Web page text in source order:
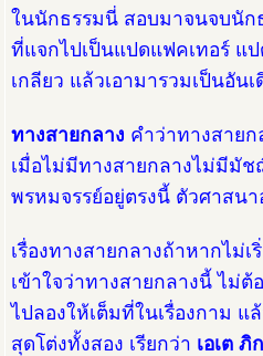
ในนักธรรมนี่ สอบมาจนจบนักธ
ที่แจกไปเป็นแปดแฟคเทอร์ แ
เกลียว แล้วเอามารวมเป็นอั
ทางสายกลาง คำว่าทางสาย
เมื่อไม่มีทางสายกลางไม่มีมั
พรหมจรรย์อยู่ตรงนี้ ตัวศาสนา
เรื่องทางสายกลางถ้าหากไม่เ
เข้าใจว่าทางสายกลางนี้ ไม่
ไปลองให้เต็มที่ในเรื่องกาม แ
สุดโต่งทั้งสอง เรียกว่า เอเต ภิ